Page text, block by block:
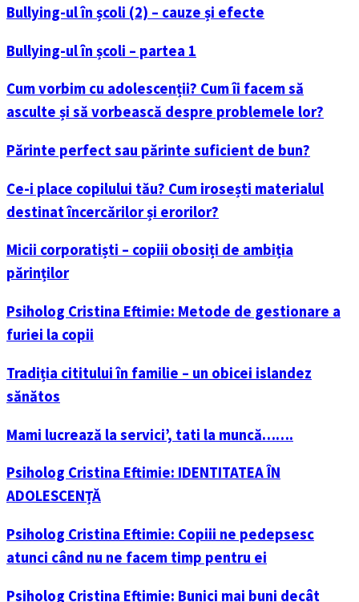
Bullying-ul în școli (2) – cauze și efecte
Bullying-ul în școli – partea 1
Cum vorbim cu adolescenții? Cum îi facem să
asculte și să vorbească despre problemele lor?
Părinte perfect sau părinte suficient de bun?
Ce-i place copilului tău? Cum irosești materialul
destinat încercărilor și erorilor?
Micii corporatiști – copiii obosiți de ambiția
părinților
Psiholog Cristina Eftimie: Metode de gestionare a
furiei la copii
Tradiția cititului în familie – un obicei islandez
sănătos
Mami lucrează la servici’, tati la muncă…….
Psiholog Cristina Eftimie: IDENTITATEA ÎN
ADOLESCENȚĂ
Psiholog Cristina Eftimie: Copiii ne pedepsesc
atunci când nu ne facem timp pentru ei
Psiholog Cristina Eftimie: Bunici mai buni decât